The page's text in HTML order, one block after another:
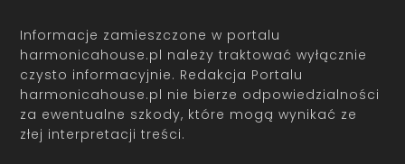
Informacje zamieszczone w portalu
harmonicahouse.pl należy traktować wyłącznie
czysto informacyjnie. Redakcja Portalu
harmonicahouse.pl nie bierze odpowiedzialności
za ewentualne szkody, które mogą wynikać ze
złej interpretacji treści.